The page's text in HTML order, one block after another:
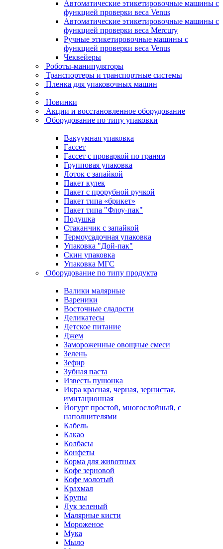
Автоматические этикетировочные машины с
функцией проверки веса Venus
Автоматические этикетировочные машины с
функцией проверки веса Mercury
Ручные этикетировочные машины с
функцией проверки веса Venus
Чеквейеры
Роботы-манипуляторы
Транспортеры и транспортные системы
Пленка для упаковочных машин
Новинки
Акции и восстановленное оборудование
Оборудование по типу упаковки
Вакуумная упаковка
Гассет
Гассет с проваркой по граням
Групповая упаковка
Лоток с запайкой
Пакет кулек
Пакет с прорубной ручкой
Пакет типа «брикет»
Пакет типа "Флоу-пак"
Подушка
Стаканчик с запайкой
Термоусадочная упаковка
Упаковка "Дой-пак"
Скин упаковка
Упаковка МГС
Оборудование по типу продукта
Валики малярные
Вареники
Восточные сладости
Деликатесы
Детское питание
Джем
Замороженные овощные смеси
Зелень
Зефир
Зубная паста
Известь пушонка
Икра красная, черная, зернистая,
имитационная
Йогурт простой, многослойный, с
наполнителями
Кабель
Какао
Колбасы
Конфеты
Корма для животных
Кофе зерновой
Кофе молотый
Крахмал
Крупы
Лук зеленый
Малярные кисти
Мороженое
Мука
Мыло